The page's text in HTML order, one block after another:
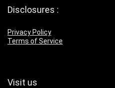
Disclosures :
Privacy Policy
Terms of Service
Visit us